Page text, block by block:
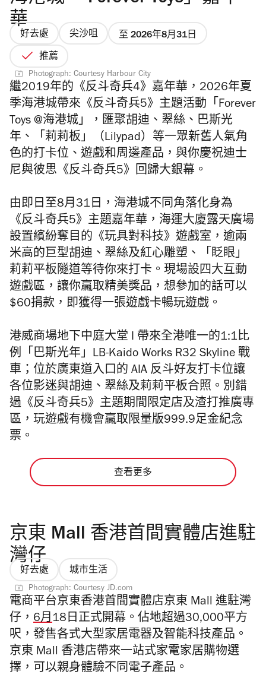
華
好去處 尖沙咀 至 2026年8月31日
推薦
Photograph: Courtesy Harbour City
繼2019年的《反斗奇兵4》嘉年華，2026年夏
季海港城帶來《反斗奇兵5》主題活動「Forever
Toys @海港城」，匯聚胡迪、翠絲、巴斯光
年、「莉莉板」（Lilypad）等一眾新舊人氣角
色的打卡位、遊戲和周邊產品，與你慶祝迪士
尼與彼思《反斗奇兵5》回歸大銀幕。
由即日至8月31日，海港城不同角落化身為
《反斗奇兵5》主題嘉年華，海運大廈露天廣場
設置繽紛奪目的《玩具對科技》遊戲室，逾兩
米高的巨型胡迪、翠絲及紅心雕塑、「眨眼」
莉莉平板隧道等待你來打卡。現場設四大互動
遊戲區，讓你贏取精美獎品，想參加的話可以
$60捐款，即獲得一張遊戲卡暢玩遊戲。
港威商場地下中庭大堂 I 帶來全港唯一的1:1比
例「巴斯光年」LB-Kaido Works R32 Skyline 戰
車；位於廣東道入口的 AIA 反斗好友打卡位讓
各位影迷與胡迪、翠絲及莉莉平板合照。別錯
過《反斗奇兵5》主題期間限定店及渣打推廣專
區，玩遊戲有機會贏取限量版999.9足金紀念
票。
查看更多
京東 Mall 香港首間實體店進駐
灣仔
好去處 城市生活
Photograph: Courtesy JD.com
電商平台京東香港首間實體店京東 Mall 進駐灣
仔， 6月18日正式開幕。佔地超過30,000平方
呎，發售各式大型家居電器及智能科技產品。
京東 Mall 香港店帶來一站式家電家居購物選
擇，可以親身體驗不同電子產品。